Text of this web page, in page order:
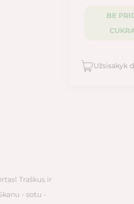
BE
Užsisakyk
Traškus ir
- sotu -